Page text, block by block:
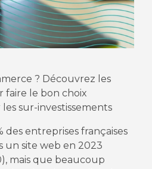
? Découvrez les
faire le bon choix
sur-investissements
des entreprises françaises
un site web en 2023
mais que beaucoup